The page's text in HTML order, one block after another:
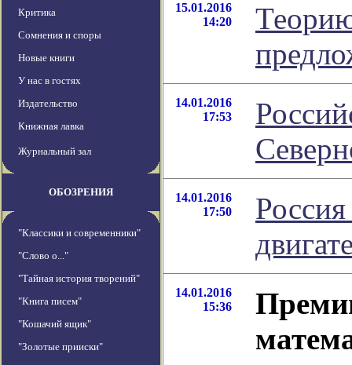
Критика
Сомнения и споры
Новые книги
У нас в гостях
Издательство
Книжная лавка
Журнальный зал
ОБОЗРЕНИЯ
"Классики и современники"
"Слово о..."
"Тайная история творений"
"Книга писем"
"Кошачий ящик"
"Золотые прииски"
15.01.2016
14:20
14.01.2016
17:53
14.01.2016
17:50
14.01.2016
15:36